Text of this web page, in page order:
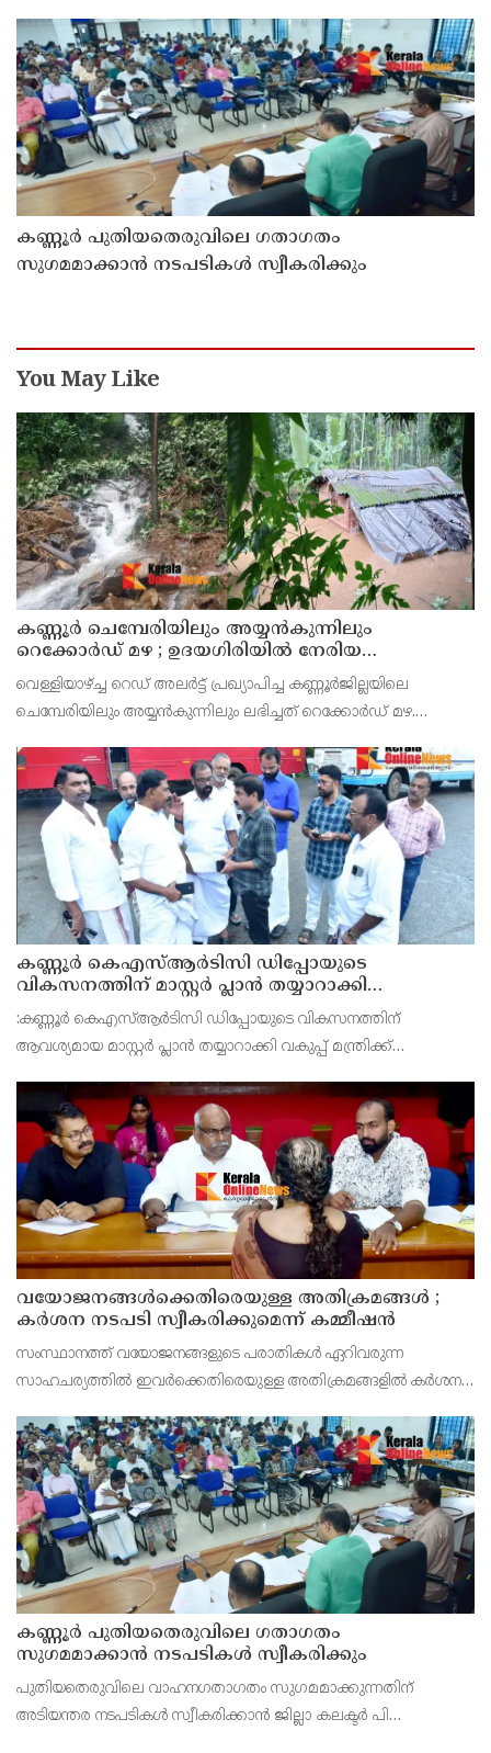
കണ്ണൂർ പുതിയതെരുവിലെ ഗതാഗതം
സുഗമമാക്കാന്‍ നടപടികള്‍ സ്വീകരിക്കും
You May Like
കണ്ണൂർ ചെമ്പേരിയിലും അയ്യൻകുന്നിലും
റെക്കോർഡ് മഴ ; ഉദയഗിരിയിൽ നേരിയ
ഉരുൾപൊട്ടൽ; 13 പേരെ ക്യാമ്പിലേക്ക് മാറ്റി
വെള്ളിയാഴ്ച്ച റെഡ് അലർട്ട് പ്രഖ്യാപിച്ച കണ്ണൂർജില്ലയിലെ
ചെമ്പേരിയിലും അയ്യൻകുന്നിലും ലഭിച്ചത് റെക്കോർഡ് മഴ.
മില്ലിമീറ്റർ മഴ ആ സമയം സംസ്ഥാനത്ത
കണ്ണൂർ കെഎസ്ആർടിസി ഡിപ്പോയുടെ
വികസനത്തിന് മാസ്റ്റർ പ്ലാൻ തയ്യാറാക്കി
സമർപ്പിക്കും : ടി ഒ മോഹനൻ എം എൽ എ
:കണ്ണൂർ കെഎസ്ആർടിസി ഡിപ്പോയുടെ വികസനത്തിന്
ആവശ്യമായ മാസ്റ്റർ പ്ലാൻ തയ്യാറാക്കി വകുപ്പ് മന്ത്രിക്ക്
ഡിപ്പോയ്ക്ക് നാല് ഏക്കറിൽ അധികം വരുന്ന സ്ഥലമുണ്ട്
വയോജനങ്ങൾക്കെതിരെയുള്ള അതിക്രമങ്ങൾ ;
കർശന നടപടി സ്വീകരിക്കുമെന്ന് കമ്മീഷൻ
സംസ്ഥാനത്ത് വയോജനങ്ങളുടെ പരാതികൾ ഏറിവരുന്ന
സാഹചര്യത്തിൽ ഇവർക്കെതിരെയുള്ള അതിക്രമങ്ങളിൽ കർശന
കെ. സോമപ്രസാദ്.
കണ്ണൂർ പുതിയതെരുവിലെ ഗതാഗതം
സുഗമമാക്കാന്‍ നടപടികള്‍ സ്വീകരിക്കും
പുതിയതെരുവിലെ വാഹനഗതാഗതം സുഗമമാക്കുന്നതിന്
അടിയന്തര നടപടികള്‍ സ്വീകരിക്കാന്‍ ജില്ലാ കലക്ടര്‍ പി